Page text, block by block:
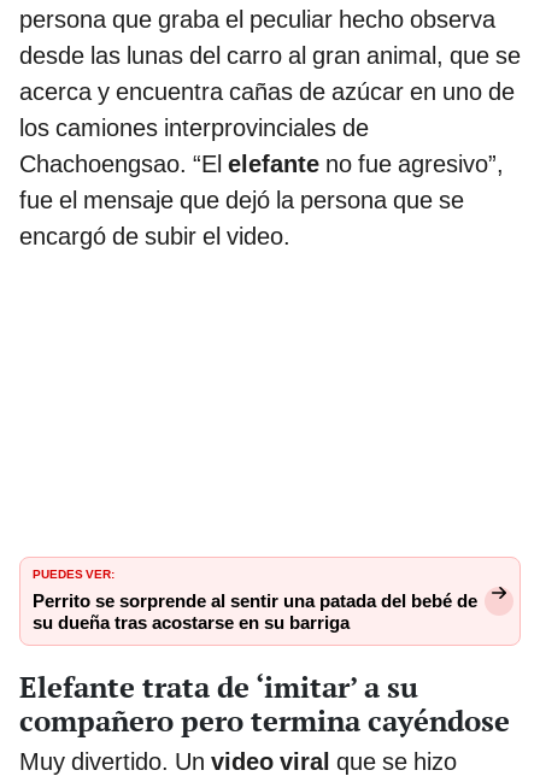
persona que graba el peculiar hecho observa
desde las lunas del carro al gran animal, que se
acerca y encuentra cañas de azúcar en uno de
los camiones interprovinciales de
Chachoengsao. “El elefante no fue agresivo”,
fue el mensaje que dejó la persona que se
encargó de subir el video.
PUEDES VER:
Perrito se sorprende al sentir una patada del bebé de
su dueña tras acostarse en su barriga
Elefante trata de ‘imitar’ a su
compañero pero termina cayéndose
Muy divertido. Un video viral que se hizo